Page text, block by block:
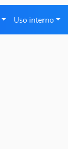
Uso interno